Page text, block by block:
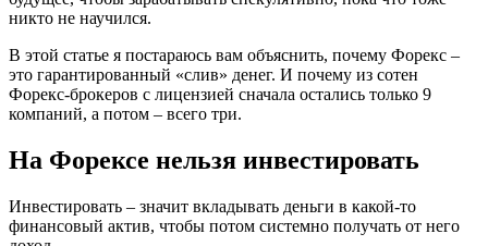
никто не научился.
В этой статье я постараюсь вам объяснить, почему Форекс –
это гарантированный «слив» денег. И почему из сотен
Форекс-брокеров с лицензией сначала остались только 9
компаний, а потом – всего три.
На Форексе нельзя инвестировать
Инвестировать – значит вкладывать деньги в какой-то
финансовый актив, чтобы потом системно получать от него